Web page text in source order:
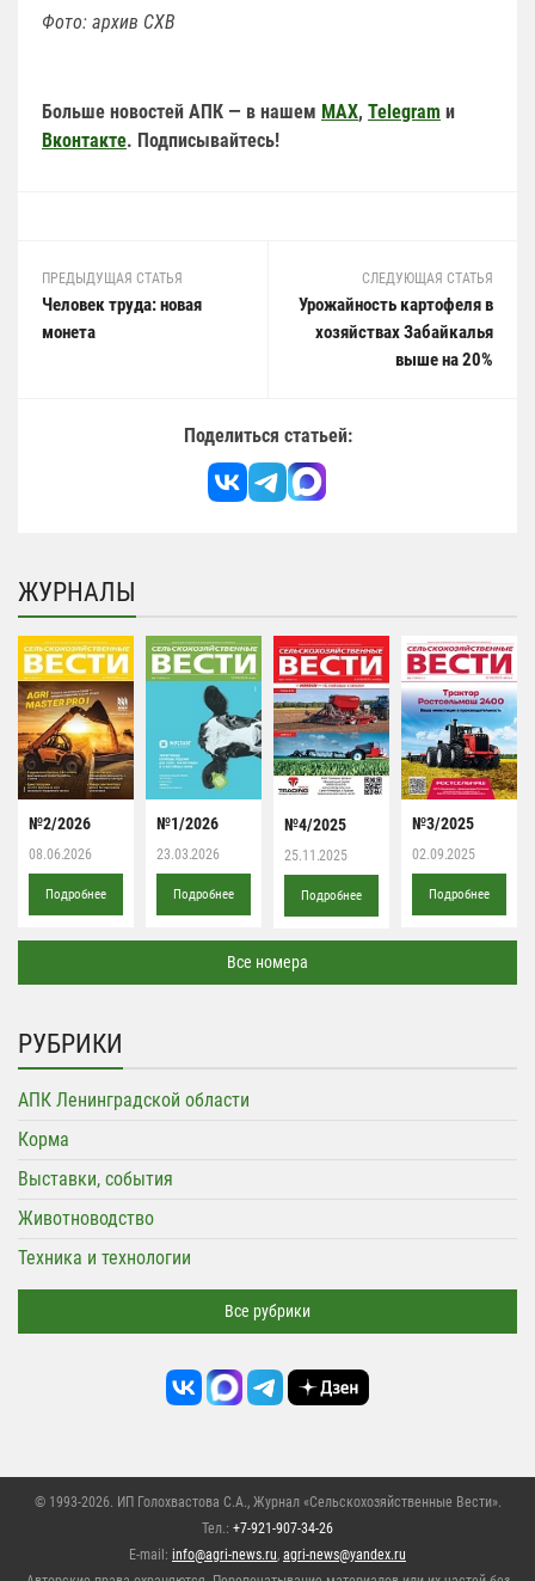
Фото: архив СХВ
Больше новостей АПК — в нашем MAX, Telegram и
Вконтакте. Подписывайтесь!
ПРЕДЫДУЩАЯ СТАТЬЯ
Человек труда: новая
монета
СЛЕДУЮЩАЯ СТАТЬЯ
Урожайность картофеля в
хозяйствах Забайкалья
выше на 20%
Поделиться статьей:
ЖУРНАЛЫ
№2/2026
08.06.2026
Подробнее
№1/2026
23.03.2026
Подробнее
№4/2025
25.11.2025
Подробнее
№3/2025
02.09.2025
Подробнее
Все номера
РУБРИКИ
АПК Ленинградской области
Корма
Выставки, события
Животноводство
Техника и технологии
Все рубрики
© 1993-2026. ИП Голохвастова С.А., Журнал «Сельскохозяйственные Вести».
Тел.: +7-921-907-34-26
E-mail: info@agri-news.ru, agri-news@yandex.ru